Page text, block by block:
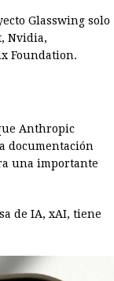
Glasswing solo
Nvidia,
Foundation.
Anthropic
documentación
una importante
de IA, xAI, tiene